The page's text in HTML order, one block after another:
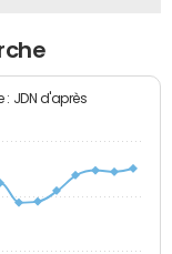
: JDN d'après